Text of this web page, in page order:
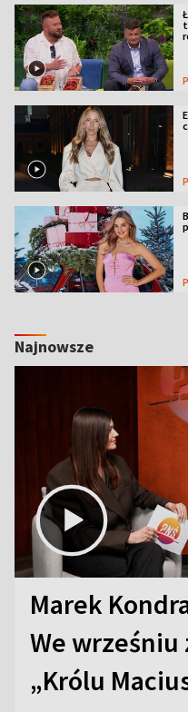
Najnowsze
Marek
We wrześniu
„Królu